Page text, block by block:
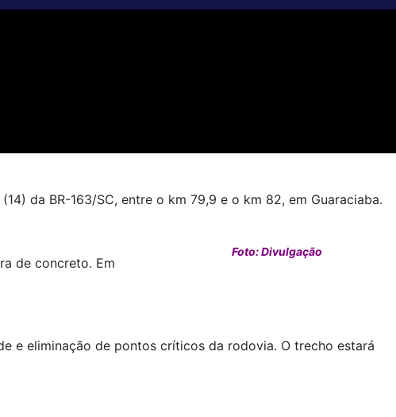
da BR-163/SC, entre o km 79,9 e o km 82, em Guaraciaba.
Foto: Divulgação
de concreto. Em
e eliminação de pontos críticos da rodovia. O trecho estará